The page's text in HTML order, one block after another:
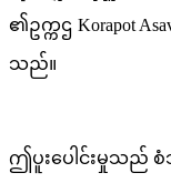
၏ဥက္ကဌ Korapot
သည်။
ဤပူးပေါင်းမှုသည်